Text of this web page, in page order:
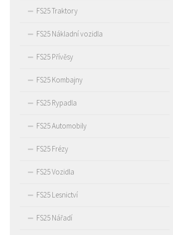
FS25 Traktory
FS25 Nákladní vozidla
FS25 Přívěsy
FS25 Kombajny
FS25 Rypadla
FS25 Automobily
FS25 Frézy
FS25 Vozidla
FS25 Lesnictví
FS25 Nářadí